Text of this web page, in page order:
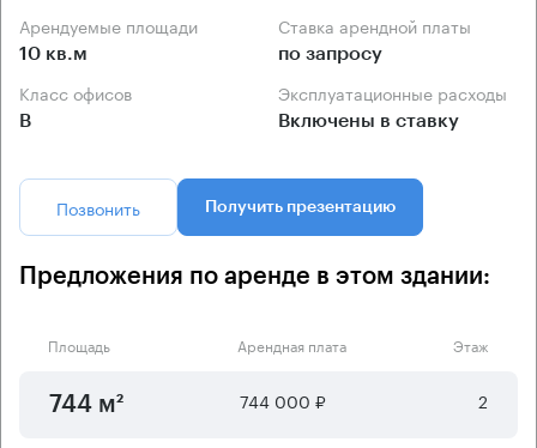
Арендуемые площади
10 кв.м
Ставка арендной платы
по запросу
Класс офисов
B
Эксплуатационные расходы
Включены в ставку
Позвонить Получить презентацию
Предложения по аренде в этом здании:
Площадь Арендная плата Этаж
744 м² 744 000 ₽ 2